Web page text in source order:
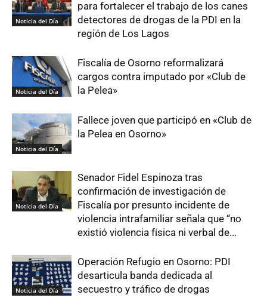
Noticia del Día
para fortalecer el trabajo de los canes
detectores de drogas de la PDI en la
región de Los Lagos
Noticia del Día
Fiscalía de Osorno reformalizará
cargos contra imputado por «Club de
la Pelea»
Noticia del Día
Fallece joven que participó en «Club de
la Pelea en Osorno»
Noticia del Día
Senador Fidel Espinoza tras
confirmación de investigación de
Fiscalía por presunto incidente de
violencia intrafamiliar señala que “no
existió violencia física ni verbal de...
Noticia del Día
Operación Refugio en Osorno: PDI
desarticula banda dedicada al
secuestro y tráfico de drogas